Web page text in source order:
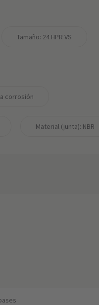
Tamaño: 24 HPR VS
corrosión
Material (junta): NBR